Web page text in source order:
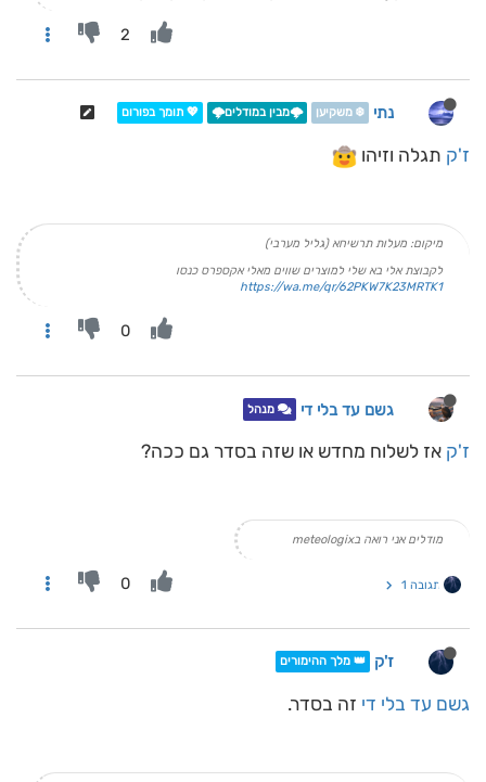
2
נתי ❄️ משקיען 🌩️מבין במודלים🌩️ 💖 תומך בפורום
ז'ק תגלה וזיהו
מיקום: מעלות תרשיחא (גליל מערבי)
לקבוצת אלי בא שלי למוצרים שווים מאלי אקספרס כנסו
https://wa.me/qr/62PKW7K23MRTK1
0
גשם עד בלי די מנהל
ז'ק אז לשלוח מחדש או שזה בסדר גם ככה?
מודלים אני רואה בmeteologix
תגובה 1 0
ז'ק 👑 מלך ההימורים
גשם עד בלי די זה בסדר.